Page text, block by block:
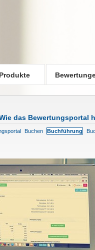
Produkte
das Bewertungsportal
Buchen Buchführung